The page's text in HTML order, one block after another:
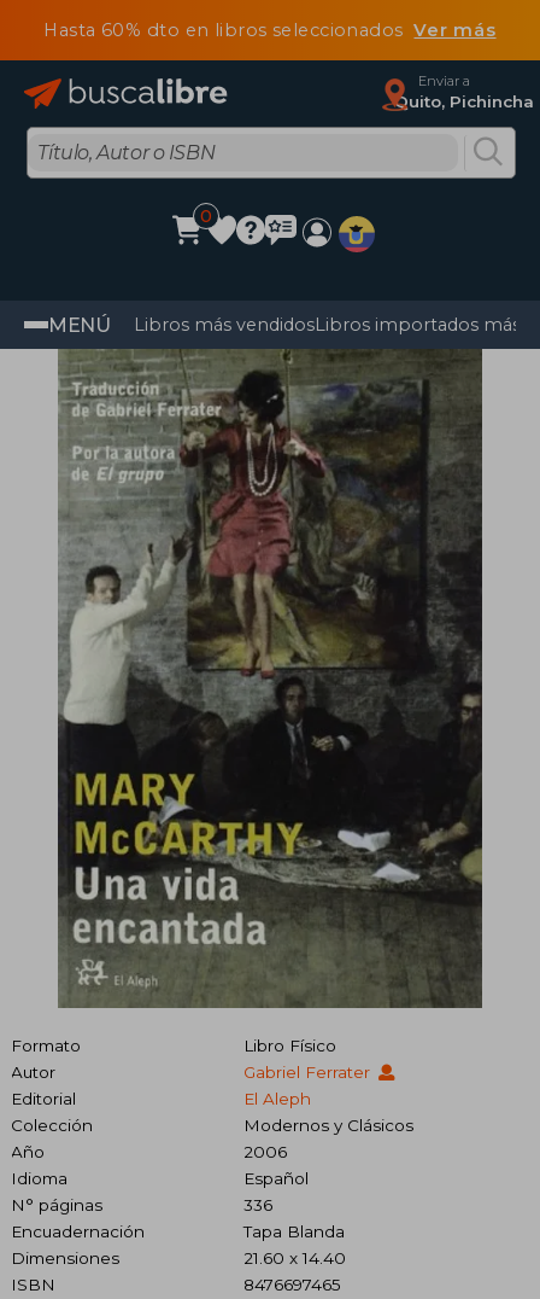
Hasta 60% dto en libros seleccionadosVer más
Enviar a
Quito, Pichincha
0
MENÚ Libros más vendidosLibros importados más
Formato
Libro Físico
Autor
Gabriel Ferrater
Editorial
El Aleph
Colección
Modernos y Clásicos
Año
2006
Idioma
Español
N° páginas
336
Encuadernación
Tapa Blanda
Dimensiones
21.60 x 14.40
ISBN
8476697465